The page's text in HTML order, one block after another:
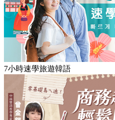
7小時速學旅遊韓語